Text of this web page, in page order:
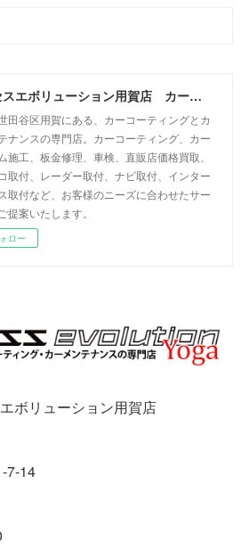
アクセスエボリューション用賀店 カーコーティング・カーメンテナンスの専門店
谷区用賀にある、カーコーティングとカ
ナンスの専門店。カーコーティング、カー
施工、板金修理、車検、直販店価格買取、
取付、レーダー取付、ナビ取付、インター
取付など、お客様のニーズに合わせたサー
提案いたします。
ロー
ボリューション用賀店
7-14